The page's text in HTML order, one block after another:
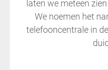
laten we meteen
We noemen het
telefooncentrale in